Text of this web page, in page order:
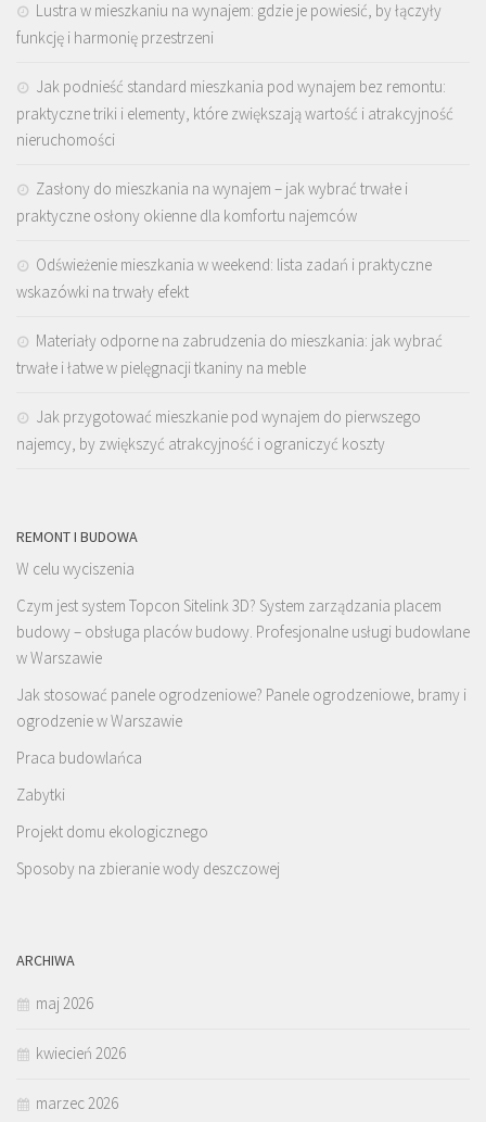
Lustra w mieszkaniu na wynajem: gdzie je powiesić, by łączyły
funkcję i harmonię przestrzeni
Jak podnieść standard mieszkania pod wynajem bez remontu:
praktyczne triki i elementy, które zwiększają wartość i atrakcyjność
nieruchomości
Zasłony do mieszkania na wynajem – jak wybrać trwałe i
praktyczne osłony okienne dla komfortu najemców
Odświeżenie mieszkania w weekend: lista zadań i praktyczne
wskazówki na trwały efekt
Materiały odporne na zabrudzenia do mieszkania: jak wybrać
trwałe i łatwe w pielęgnacji tkaniny na meble
Jak przygotować mieszkanie pod wynajem do pierwszego
najemcy, by zwiększyć atrakcyjność i ograniczyć koszty
REMONT I BUDOWA
W celu wyciszenia
Czym jest system Topcon Sitelink 3D? System zarządzania placem
budowy – obsługa placów budowy. Profesjonalne usługi budowlane
w Warszawie
Jak stosować panele ogrodzeniowe? Panele ogrodzeniowe, bramy i
ogrodzenie w Warszawie
Praca budowlańca
Zabytki
Projekt domu ekologicznego
Sposoby na zbieranie wody deszczowej
ARCHIWA
maj 2026
kwiecień 2026
marzec 2026